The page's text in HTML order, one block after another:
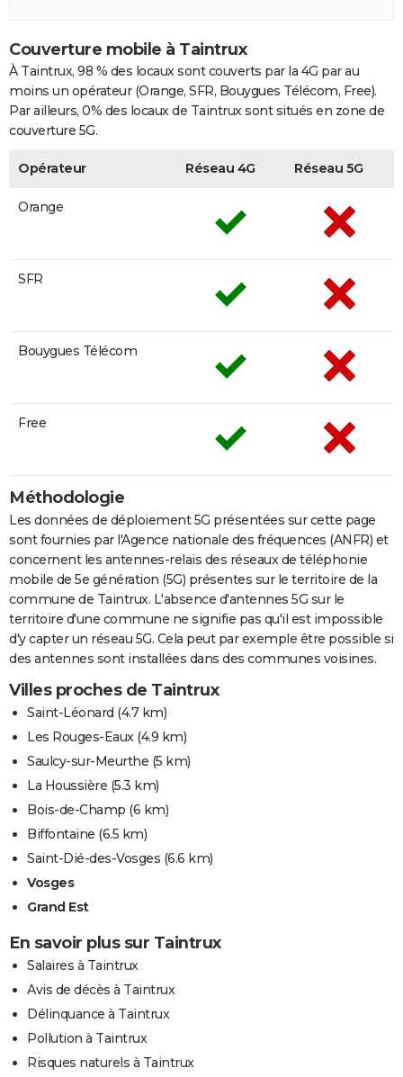
Couverture mobile à Taintrux
À Taintrux, 98 % des locaux sont couverts par la 4G par au
moins un opérateur (Orange, SFR, Bouygues Télécom, Free).
Par ailleurs, 0% des locaux de Taintrux sont situés en zone de
couverture 5G.
Opérateur Réseau 4G Réseau 5G
Orange
SFR
Bouygues Télécom
Free
Méthodologie
Les données de déploiement 5G présentées sur cette page
sont fournies par l'Agence nationale des fréquences (ANFR) et
concernent les antennes-relais des réseaux de téléphonie
mobile de 5e génération (5G) présentes sur le territoire de la
commune de Taintrux. L'absence d'antennes 5G sur le
territoire d'une commune ne signifie pas qu'il est impossible
d'y capter un réseau 5G. Cela peut par exemple être possible si
des antennes sont installées dans des communes voisines.
Villes proches de Taintrux
Saint-Léonard (4.7 km)
Les Rouges-Eaux(4.9 km)
Saulcy-sur-Meurthe (5 km)
La Houssière (5.3 km)
Bois-de-Champ (6 km)
Biffontaine (6.5 km)
Saint-Dié-des-Vosges (6.6 km)
Vosges
Grand Est
En savoir plus sur Taintrux
Salaires à Taintrux
Avis de décès à Taintrux
Délinquance à Taintrux
Pollution à Taintrux
Risques naturels à Taintrux